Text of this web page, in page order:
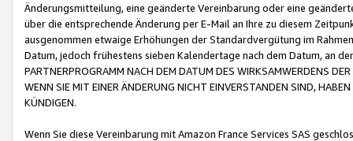
Änderungsmitteilung, eine geänderte Vereinbarung oder eine
über die entsprechende Änderung per E-Mail an Ihre zu diesem
ausgenommen etwaige Erhöhungen der Standardvergütung im
Datum, jedoch frühestens sieben Kalendertage nach dem Datum, an
PARTNERPROGRAMM NACH DEM DATUM DES WIRKSAMWERDENS
WENN SIE MIT EINER ÄNDERUNG NICHT EINVERSTANDEN SIND,
KÜNDIGEN.
Wenn Sie diese Vereinbarung mit Amazon France Services SAS